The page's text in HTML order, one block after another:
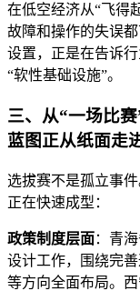
在低空经济从“飞得
故障和操作的失误
设置，正是在告诉
“软性基础设施”。
三、从“一场比
蓝图正从纸面走
选拔赛不是孤立事
正在快速成型：
政策制度层面：青
设计工作，围绕完
等方向全面布局。